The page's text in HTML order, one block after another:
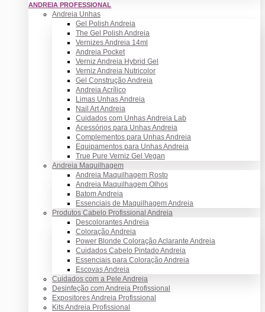
ANDREIA PROFESSIONAL
Andreia Unhas
Gel Polish Andreia
The Gel Polish Andreia
Vernizes Andreia 14ml
Andreia Pocket
Verniz Andreia Hybrid Gel
Verniz Andreia Nutricolor
Gel Construção Andreia
Andreia Acrílico
Limas Unhas Andreia
Nail Art Andreia
Cuidados com Unhas Andreia Lab
Acessórios para Unhas Andreia
Complementos para Unhas Andreia
Equipamentos para Unhas Andreia
True Pure Verniz Gel Vegan
Andreia Maquilhagem
Andreia Maquilhagem Rosto
Andreia Maquilhagem Olhos
Batom Andreia
Essenciais de Maquilhagem Andreia
Produtos Cabelo Profissional Andreia
Descolorantes Andreia
Coloração Andreia
Power Blonde Coloração Aclarante Andreia
Cuidados Cabelo Pintado Andreia
Essenciais para Coloração Andreia
Escovas Andreia
Cuidados com a Pele Andreia
Desinfeção com Andreia Profissional
Expositores Andreia Profissional
Kits Andreia Profissional